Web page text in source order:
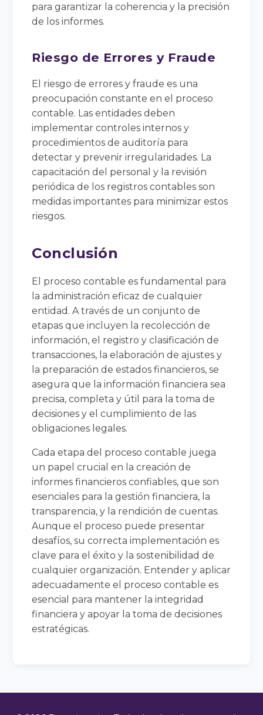
para garantizar la coherencia y la precisión
de los informes.
Riesgo de Errores y Fraude
El riesgo de errores y fraude es una
preocupación constante en el proceso
contable. Las entidades deben
implementar controles internos y
procedimientos de auditoría para
detectar y prevenir irregularidades. La
capacitación del personal y la revisión
periódica de los registros contables son
medidas importantes para minimizar estos
riesgos.
Conclusión
El proceso contable es fundamental para
la administración eficaz de cualquier
entidad. A través de un conjunto de
etapas que incluyen la recolección de
información, el registro y clasificación de
transacciones, la elaboración de ajustes y
la preparación de estados financieros, se
asegura que la información financiera sea
precisa, completa y útil para la toma de
decisiones y el cumplimiento de las
obligaciones legales.
Cada etapa del proceso contable juega
un papel crucial en la creación de
informes financieros confiables, que son
esenciales para la gestión financiera, la
transparencia, y la rendición de cuentas.
Aunque el proceso puede presentar
desafíos, su correcta implementación es
clave para el éxito y la sostenibilidad de
cualquier organización. Entender y aplicar
adecuadamente el proceso contable es
esencial para mantener la integridad
financiera y apoyar la toma de decisiones
estratégicas.